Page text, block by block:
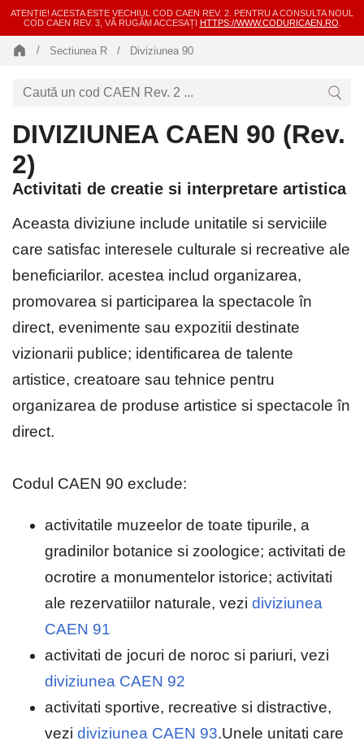
ATENȚIE! ACESTA ESTE VECHIUL COD CAEN REV. 2. PENTRU A CONSULTA NOUL
COD CAEN REV. 3, VĂ RUGĂM ACCESAȚI HTTPS://WWW.CODURICAEN.RO
Sectiunea R Diviziunea 90
DIVIZIUNEA CAEN 90 (Rev.
2)
Activitati de creatie si interpretare artistica
Aceasta diviziune include unitatile si serviciile
care satisfac interesele culturale si recreative ale
beneficiarilor. acestea includ organizarea,
promovarea si participarea la spectacole în
direct, evenimente sau expozitii destinate
vizionarii publice; identificarea de talente
artistice, creatoare sau tehnice pentru
organizarea de produse artistice si spectacole în
direct.
Codul CAEN 90 exclude:
activitatile muzeelor de toate tipurile, a
gradinilor botanice si zoologice; activitati de
ocrotire a monumentelor istorice; activitati
ale rezervatiilor naturale, vezi diviziunea
CAEN 91
activitati de jocuri de noroc si pariuri, vezi
diviziunea CAEN 92
activitati sportive, recreative si distractive,
vezi diviziunea CAEN 93.Unele unitati care